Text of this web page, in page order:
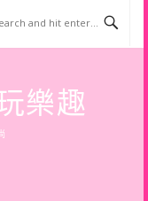
樂趣